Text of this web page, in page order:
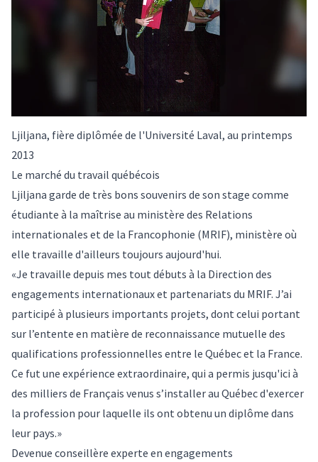
Ljiljana, fière diplômée de l'Université Laval, au printemps
2013
Le marché du travail québécois
Ljiljana garde de très bons souvenirs de son stage comme
étudiante à la maîtrise au ministère des Relations
internationales et de la Francophonie (MRIF), ministère où
elle travaille d'ailleurs toujours aujourd'hui.
«Je travaille depuis mes tout débuts à la Direction des
engagements internationaux et partenariats du MRIF. J’ai
participé à plusieurs importants projets, dont celui portant
sur l’entente en matière de reconnaissance mutuelle des
qualifications professionnelles entre le Québec et la France.
Ce fut une expérience extraordinaire, qui a permis jusqu'ici à
des milliers de Français venus s’installer au Québec d'exercer
la profession pour laquelle ils ont obtenu un diplôme dans
leur pays.»
Devenue conseillère experte en engagements